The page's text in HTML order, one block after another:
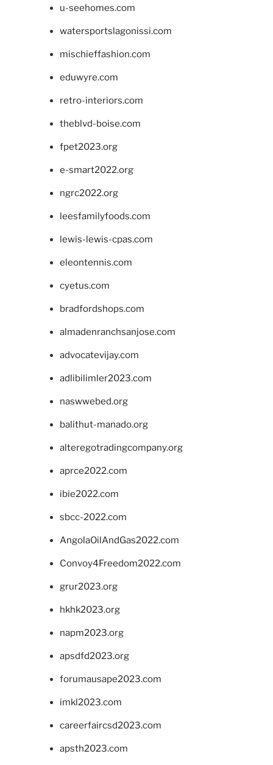
u-seehomes.com
watersportslagonissi.com
mischieffashion.com
eduwyre.com
retro-interiors.com
theblvd-boise.com
fpet2023.org
e-smart2022.org
ngrc2022.org
leesfamilyfoods.com
lewis-lewis-cpas.com
eleontennis.com
cyetus.com
bradfordshops.com
almadenranchsanjose.com
advocatevijay.com
adlibilimler2023.com
naswwebed.org
balithut-manado.org
alteregotradingcompany.org
aprce2022.com
ibie2022.com
sbcc-2022.com
AngolaOilAndGas2022.com
Convoy4Freedom2022.com
grur2023.org
hkhk2023.org
napm2023.org
apsdfd2023.org
forumausape2023.com
imkl2023.com
careerfaircsd2023.com
apsth2023.com